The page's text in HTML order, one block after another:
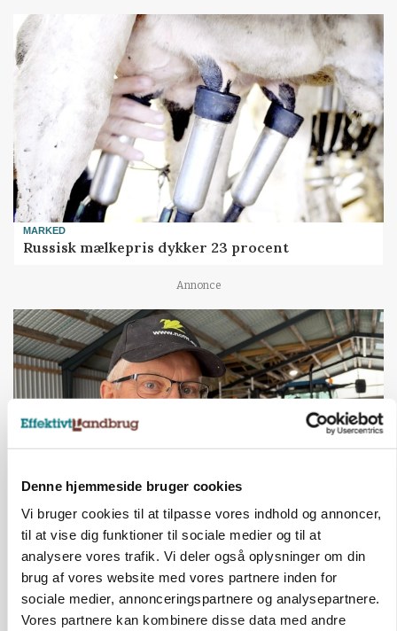
Denne hjemmeside bruger cookies
Vi bruger cookies til at tilpasse vores indhold og annoncer,
til at vise dig funktioner til sociale medier og til at
analysere vores trafik. Vi deler også oplysninger om din
brug af vores website med vores partnere inden for
sociale medier, annonceringspartnere og analysepartnere.
Vores partnere kan kombinere disse data med andre
MARKED
Russisk mælkepris dykker 23 procent
Annonce
»Nu stopper I«: Landbrugsdebattør og
protestgruppe vil demonstrere mod ny
gødskningslov
Annonce